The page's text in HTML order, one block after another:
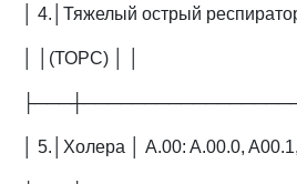
│ 4.│Тяжелый острый
│ │(ТОРС) │ │
│ 5.│Холера │ A.00: A.00.0,